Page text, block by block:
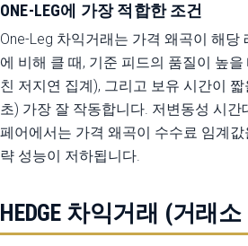
ONE-LEG에 가장 적합한 조건
One-Leg 차익거래는 가격 왜곡이 해당
에 비해 클 때, 기준 피드의 품질이 높
친 저지연 집계), 그리고 보유 시간이
초) 가장 잘 작동합니다. 저변동성 시간
페어에서는 가격 왜곡이 수수료 임계
략 성능이 저하됩니다.
HEDGE 차익거래 (거래